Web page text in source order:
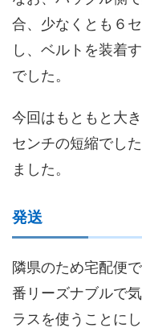
合、少なくとも６
し、ベルトを装着
でした。
今回はもともと大
センチの短縮でし
ました。
発送
隣県のため宅配便
番リーズナブルで
ラスを使うことにし